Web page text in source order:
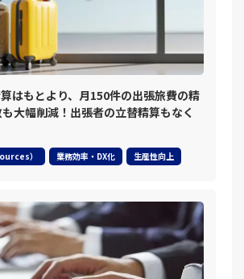
はもとより、月150件の出張旅費の精
大幅削減！出張者の立替精算もなく
） 業務効率・DX化 生産性向上